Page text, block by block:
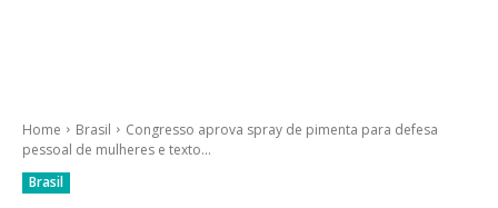
Home Brasil
Congresso aprova spray de pimenta para defesa
pessoal de mulheres e texto...
Brasil